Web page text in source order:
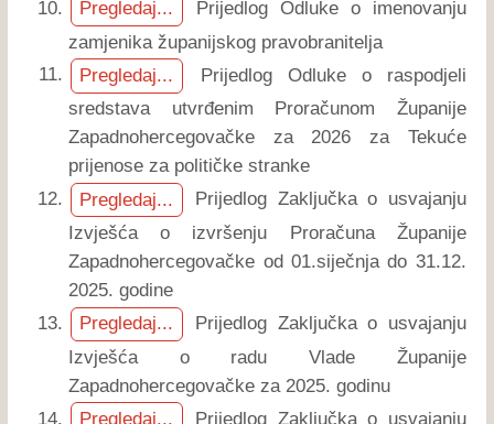
Pregledaj...
Prijedlog Odluke o imenovanju
zamjenika županijskog pravobranitelja
Pregledaj...
Prijedlog Odluke o raspodjeli
sredstava utvrđenim Proračunom Županije
Zapadnohercegovačke za 2026 za Tekuće
prijenose za političke stranke
Pregledaj...
Prijedlog Zaključka o usvajanju
Izvješća o izvršenju Proračuna Županije
Zapadnohercegovačke od 01.siječnja do 31.12.
2025. godine
Pregledaj...
Prijedlog Zaključka o usvajanju
Izvješća o radu Vlade Županije
Zapadnohercegovačke za 2025. godinu
Pregledaj...
Prijedlog Zaključka o usvajanju